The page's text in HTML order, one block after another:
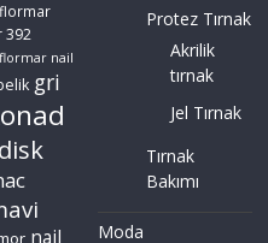
flormar
392
flormar nail
gri
nail
Protez Tırnak
Akrilik
tırnak
Jel Tırnak
Tırnak
Bakımı
Moda